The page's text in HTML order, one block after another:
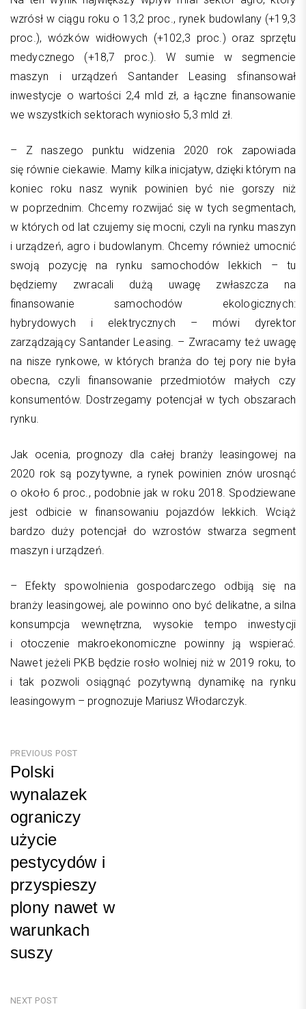
wzrósł w ciągu roku o 13,2 proc., rynek budowlany (+19,3
proc.), wózków widłowych (+102,3 proc.) oraz sprzętu
medycznego (+18,7 proc.). W sumie w segmencie
maszyn i urządzeń Santander Leasing sfinansował
inwestycje o wartości 2,4 mld zł, a łączne finansowanie
we wszystkich sektorach wyniosło 5,3 mld zł.
– Z naszego punktu widzenia 2020 rok zapowiada
się równie ciekawie. Mamy kilka inicjatyw, dzięki którym na
koniec roku nasz wynik powinien być nie gorszy niż
w poprzednim. Chcemy rozwijać się w tych segmentach,
w których od lat czujemy się mocni, czyli na rynku maszyn
i urządzeń, agro i budowlanym. Chcemy również umocnić
swoją pozycję na rynku samochodów lekkich – tu
będziemy zwracali dużą uwagę zwłaszcza na
finansowanie samochodów ekologicznych:
hybrydowych i elektrycznych – mówi dyrektor
zarządzający Santander Leasing. – Zwracamy też uwagę
na nisze rynkowe, w których branża do tej pory nie była
obecna, czyli finansowanie przedmiotów małych czy
konsumentów. Dostrzegamy potencjał w tych obszarach
rynku.
Jak ocenia, prognozy dla całej branży leasingowej na
2020 rok są pozytywne, a rynek powinien znów urosnąć
o około 6 proc., podobnie jak w roku 2018. Spodziewane
jest odbicie w finansowaniu pojazdów lekkich. Wciąż
bardzo duży potencjał do wzrostów stwarza segment
maszyn i urządzeń.
– Efekty spowolnienia gospodarczego odbiją się na
branży leasingowej, ale powinno ono być delikatne, a silna
konsumpcja wewnętrzna, wysokie tempo inwestycji
i otoczenie makroekonomiczne powinny ją wspierać.
Nawet jeżeli PKB będzie rosło wolniej niż w 2019 roku, to
i tak pozwoli osiągnąć pozytywną dynamikę na rynku
leasingowym – prognozuje Mariusz Włodarczyk.
Nawigacja
wpisu
PREVIOUS POST
Polski
wynalazek
ograniczy
użycie
pestycydów i
przyspieszy
plony nawet w
warunkach
suszy
NEXT POST